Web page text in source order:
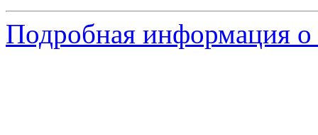
Подробная информация о